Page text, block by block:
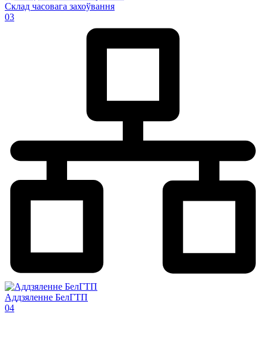
Склад часовага захоўвання
03
Аддзяленне БелГТП
04